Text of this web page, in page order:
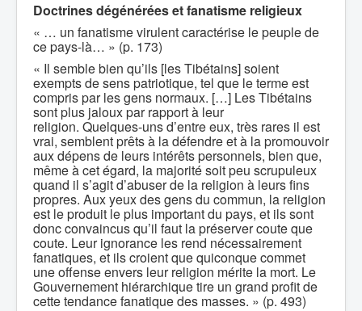
Doctrines dégénérées et fanatisme religieux
« … un fanatisme virulent caractérise le peuple de
ce pays-là… » (p. 173)
« Il semble bien qu’ils [les Tibétains] soient
exempts de sens patriotique, tel que le terme est
compris par les gens normaux. […] Les Tibétains
sont plus jaloux par rapport à leur
religion. Quelques-uns d’entre eux, très rares il est
vrai, semblent prêts à la défendre et à la promouvoir
aux dépens de leurs intérêts personnels, bien que,
même à cet égard, la majorité soit peu scrupuleux
quand il s’agit d’abuser de la religion à leurs fins
propres. Aux yeux des gens du commun, la religion
est le produit le plus important du pays, et ils sont
donc convaincus qu’il faut la préserver coute que
coute. Leur ignorance les rend nécessairement
fanatiques, et ils croient que quiconque commet
une offense envers leur religion mérite la mort. Le
Gouvernement hiérarchique tire un grand profit de
cette tendance fanatique des masses. » (p. 493)